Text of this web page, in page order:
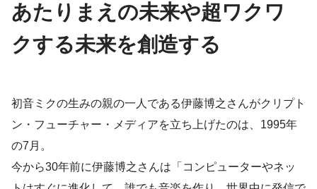
あたりまえの未来や超ワクワ
クする未来を創造する
初音ミクの生みの親の一人である伊藤博之さんがクリプト
ン・フューチャー・メディアを立ち上げたのは、1995年
の7月。
今から30年前に伊藤博之さんは「コンピューターやネッ